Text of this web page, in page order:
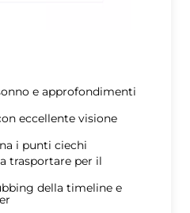
e approfondimenti
eccellente visione
i punti ciechi
trasportare per il
della timeline e